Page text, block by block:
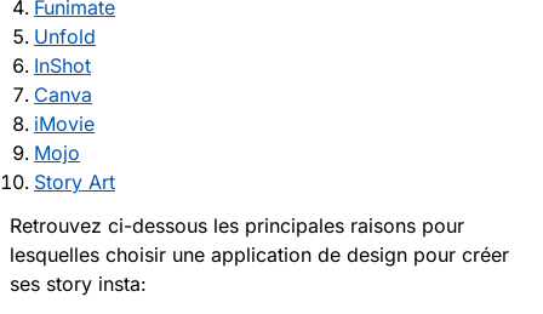
Funimate
Unfold
InShot
Canva
iMovie
Mojo
Story Art
Retrouvez ci-dessous les principales raisons pour
lesquelles choisir une application de design pour créer
ses story insta: